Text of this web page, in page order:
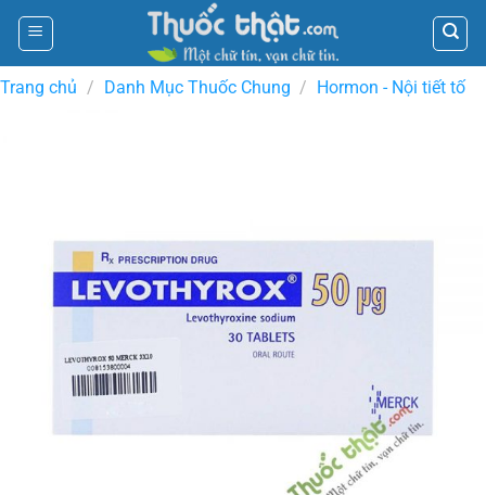
Skip
content
Trang chủ / Danh Mục Thuốc Chung / Hormon - Nội tiết tố